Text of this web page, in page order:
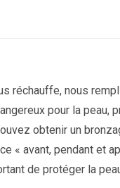
réchauffe, nous
pour la
obtenir un
« avant, pendant et
de protéger la